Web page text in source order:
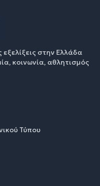
στην Ελλάδα
κοινωνία, αθλητισμός
Τύπου